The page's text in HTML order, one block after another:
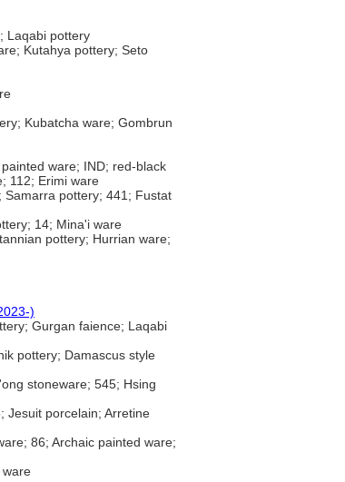
Laqabi pottery
Kutahya pottery; Seto
Kubatcha ware; Gombrun
ware; IND; red-black
112; Erimi ware
Samarra pottery; 441; Fustat
14; Mina'i ware
pottery; Hurrian ware;
)
Gurgan faience; Laqabi
pottery; Damascus style
stoneware; 545; Hsing
Jesuit porcelain; Arretine
86; Archaic painted ware;
ware